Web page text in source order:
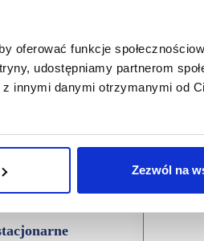
oferować funkcje
udostępniamy partnerom
innymi danymi otrzymanymi od
Zezwól na